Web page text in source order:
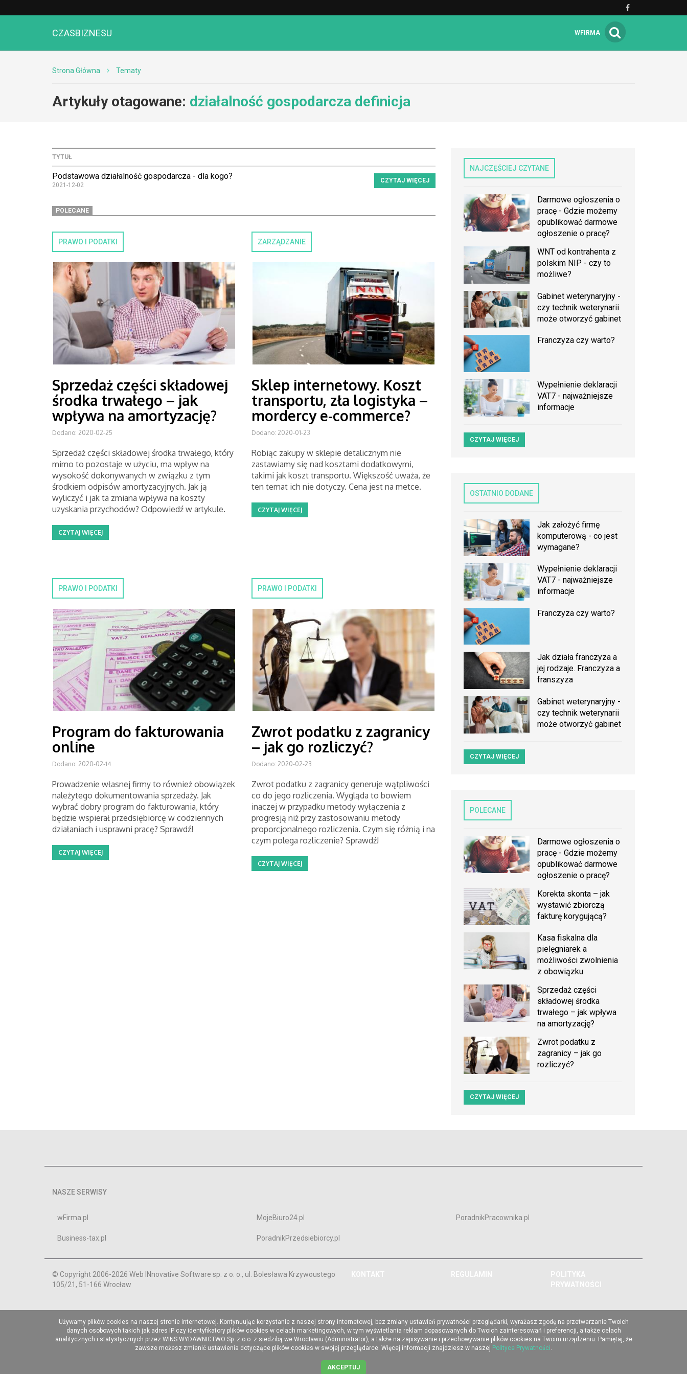
CZASBIZNESU WFIRMA
Strona Główna Tematy
Artykuły otagowane: działalność gospodarcza definicja
TYTUŁ
Podstawowa działalność gospodarcza - dla kogo?
2021-12-02
CZYTAJ WIĘCEJ
POLECANE
PRAWO I PODATKI
Sprzedaż części składowej
środka trwałego – jak
wpływa na amortyzację?
Dodano: 2020-02-25
Sprzedaż części składowej środka trwałego, który
mimo to pozostaje w użyciu, ma wpływ na
wysokość dokonywanych w związku z tym
środkiem odpisów amortyzacyjnych. Jak ją
wyliczyć i jak ta zmiana wpływa na koszty
uzyskania przychodów? Odpowiedź w artykule.
CZYTAJ WIĘCEJ
ZARZĄDZANIE
Sklep internetowy. Koszt
transportu, zła logistyka –
mordercy e-commerce?
Dodano: 2020-01-23
Robiąc zakupy w sklepie detalicznym nie
zastawiamy się nad kosztami dodatkowymi,
takimi jak koszt transportu. Większość uważa, że
ten temat ich nie dotyczy. Cena jest na metce.
CZYTAJ WIĘCEJ
PRAWO I PODATKI
Program do fakturowania
online
Dodano: 2020-02-14
Prowadzenie własnej firmy to również obowiązek
należytego dokumentowania sprzedaży. Jak
wybrać dobry program do fakturowania, który
będzie wspierał przedsiębiorcę w codziennych
działaniach i usprawni pracę? Sprawdź!
CZYTAJ WIĘCEJ
PRAWO I PODATKI
Zwrot podatku z zagranicy
– jak go rozliczyć?
Dodano: 2020-02-23
Zwrot podatku z zagranicy generuje wątpliwości
co do jego rozliczenia. Wygląda to bowiem
inaczej w przypadku metody wyłączenia z
progresją niż przy zastosowaniu metody
proporcjonalnego rozliczenia. Czym się różnią i na
czym polega rozliczenie? Sprawdź!
CZYTAJ WIĘCEJ
NAJCZĘŚCIEJ CZYTANE
Darmowe ogłoszenia o
pracę - Gdzie możemy
opublikować darmowe
ogłoszenie o pracę?
WNT od kontrahenta z
polskim NIP - czy to
możliwe?
Gabinet weterynaryjny -
czy technik weterynarii
może otworzyć gabinet
Franczyza czy warto?
Wypełnienie deklaracji
VAT7 - najważniejsze
informacje
CZYTAJ WIĘCEJ
OSTATNIO DODANE
Jak założyć firmę
komputerową - co jest
wymagane?
Wypełnienie deklaracji
VAT7 - najważniejsze
informacje
Franczyza czy warto?
Jak działa franczyza a
jej rodzaje. Franczyza a
franszyza
Gabinet weterynaryjny -
czy technik weterynarii
może otworzyć gabinet
CZYTAJ WIĘCEJ
POLECANE
Darmowe ogłoszenia o
pracę - Gdzie możemy
opublikować darmowe
ogłoszenie o pracę?
Korekta skonta – jak
wystawić zbiorczą
fakturę korygującą?
Kasa fiskalna dla
pielęgniarek a
możliwości zwolnienia
z obowiązku
Sprzedaż części
składowej środka
trwałego – jak wpływa
na amortyzację?
Zwrot podatku z
zagranicy – jak go
rozliczyć?
CZYTAJ WIĘCEJ
NASZE SERWISY
wFirma.pl
Business-tax.pl
MojeBiuro24.pl
PoradnikPrzedsiebiorcy.pl
PoradnikPracownika.pl
© Copyright 2006-2026 Web INnovative Software sp. z o. o., ul. Bolesława Krzywoustego
105/21, 51-166 Wrocław
KONTAKT REGULAMIN
POLITYKA
PRYWATNOŚCI
Używamy plików cookies na naszej stronie internetowej. Kontynuując korzystanie z naszej strony internetowej, bez zmiany ustawień prywatności przeglądarki, wyrażasz zgodę na przetwarzanie Twoich
danych osobowych takich jak adres IP czy identyfikatory plików cookies w celach marketingowych, w tym wyświetlania reklam dopasowanych do Twoich zainteresowań i preferencji, a także celach
analitycznych i statystycznych przez WINS WYDAWNICTWO Sp. z o.o. z siedzibą we Wrocławiu (Administrator), a także na zapisywanie i przechowywanie plików cookies na Twoim urządzeniu. Pamiętaj, że
zawsze możesz zmienić ustawienia dotyczące plików cookies w swojej przeglądarce. Więcej informacji znajdziesz w naszej Polityce Prywatności.
AKCEPTUJ